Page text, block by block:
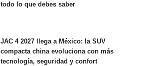
todo lo que debes saber
JAC 4 2027 llega a México: la SUV
compacta china evoluciona con más
tecnología, seguridad y confort